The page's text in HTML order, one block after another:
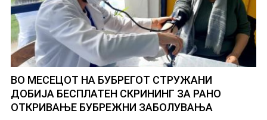
ВО МЕСЕЦОТ НА БУБРЕГОТ СТРУЖАНИ
ДОБИЈА БЕСПЛАТЕН СКРИНИНГ ЗА РАНО
ОТКРИВАЊЕ БУБРЕЖНИ ЗАБОЛУВАЊА